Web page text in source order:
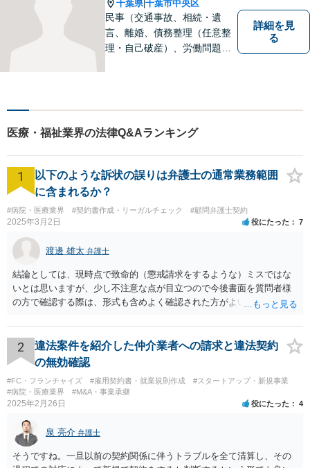
通事故など、あらゆる問題に
対応可能◎
千葉県|千葉市中央区
民事（交通事故、相続・遺
言、離婚、債務整理（任意整
理・自己破産）、労働問題
ずはご相談ください。問題の
たします。【近隣駐車場あ
り】
詳細を見
る
医療・福祉業界の法律Q&Aランキング
1
以下のような訴状の誤りは弁護士の通常業務範囲
に含まれるか？
#病院・医療業界 #契約書作成・リーガルチェック #顧問弁護士契約
2025年3月2日 役にたった 7
渡邊 雄太 弁護士
結論としては、現時点で致命的（懲戒請求をするような）ミスではな
いとは思いますが、少し不注意な点が目立つので今後書面を質問者様
の方で確認する際は、形式も含めよく確認された方がよいと思われま
正 →のぞましくはないですが、時たまあるものと存じます。 通常は、
弁護士が起案 Ⅰ依頼者に内容の確認 Ⅱ弁護士が誤字脱字等を確認 Ⅲ
念のため事務員が確認 Ⅳ提出 の流れになりますので、どこかの段階で
気が付くことが多いです。仮処分等緊急性が高い案件では提出時に裁
判所窓口で修正して受理してもらうということはありますので、その
場合は責められない部分もあるかと思います。 ②証拠である薬品名を
うね。よくわからないならば弁護士としては依頼者にこちらの薬品で
よいですかと聞くべきではあると思います。他のミスに比してこれは
内容に関するミスなので、今後はよく確認いただいた方がよいと思い
2
違法案件を紹介した仲介業者への請求と違法契約
の無効確認
#FC・フランチャイズ #雇用契約書・就業規則作成
#スタートアップ・新規事業
#病院・医療業界
#M&A・事業承継
2025年2月26日 役にたった 4
泉 亮介 弁護士
そうですね。一旦以前の契約関係に伴うトラブルを全て清算し、その